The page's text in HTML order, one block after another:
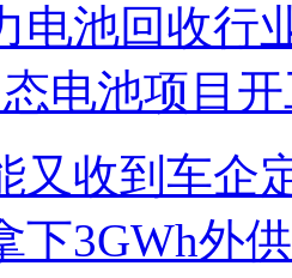
电池回收行
电池项目
又收到车企
下3GWh外